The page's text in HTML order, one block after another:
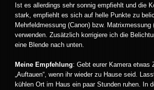
Ist es allerdings sehr sonnig empfiehlt und die
stark, empfiehlt es sich auf helle Punkte zu
Mehrfeldmessung (Canon) bzw. Matrixmessung
verwenden. Zusätzlich korrigiere ich die
eine Blende nach unten.
Meine Empfehlung: Gebt eurer Kamera etwas
„Auftauen“, wenn ihr wieder zu Hause seid.
kühlen Ort im Haus ein paar Stunden ruhen. In